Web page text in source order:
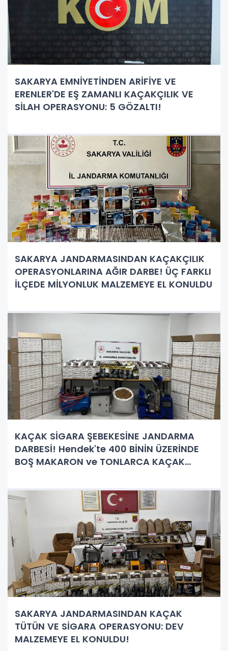
SAKARYA EMNİYETİNDEN ARİFİYE VE
ERENLER'DE EŞ ZAMANLI KAÇAKÇILIK VE
SİLAH OPERASYONU: 5 GÖZALTI!
SAKARYA JANDARMASINDAN KAÇAKÇILIK
OPERASYONLARINA AĞIR DARBE! ÜÇ FARKLI
İLÇEDE MİLYONLUK MALZEMEYE EL KONULDU
KAÇAK SİGARA ŞEBEKESİNE JANDARMA
DARBESİ! Hendek'te 400 BİNİN ÜZERİNDE
BOŞ MAKARON ve TONLARCA KAÇAK
SAKARYA JANDARMASINDAN KAÇAK
TÜTÜN VE SİGARA OPERASYONU: DEV
MALZEMEYE EL KONULDU!